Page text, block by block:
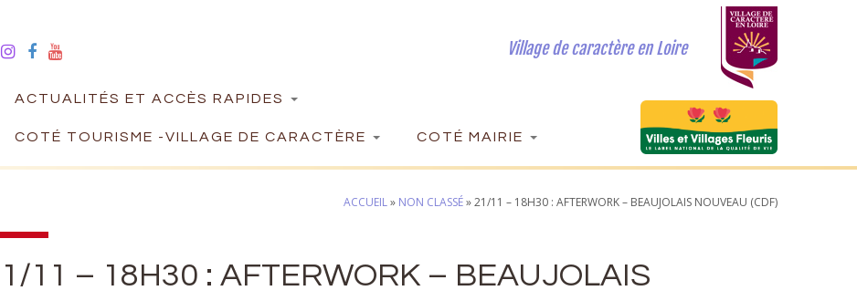
Village de caractère en Loire
ACTUALITÉS ET ACCÈS RAPIDES
COTÉ TOURISME -VILLAGE DE CARACTÈRE COTÉ MAIRIE
ACCUEIL» NON CLASSÉ»21/11 – 18H30 : AFTERWORK – BEAUJOLAIS NOUVEAU (CDF)
11 – 18H30 : AFTERWORK – BEAUJOLAIS